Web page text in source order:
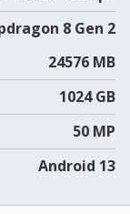
8 Gen 2
24576 MB
1024 GB
50 MP
Android 13